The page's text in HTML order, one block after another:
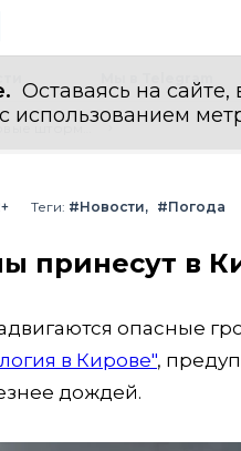
Оставаясь на
использованием
Теги: #Новости #Погода
принесут в
опасные
в Кирове",
дождей.